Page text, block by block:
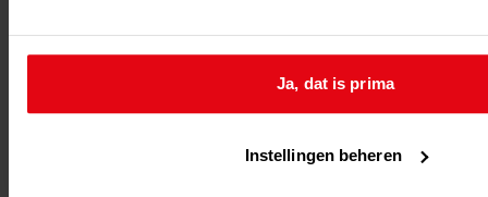
Ja, dat is prima
Instellingen beheren